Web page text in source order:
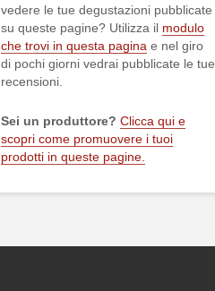
vedere le tue degustazioni pubblicate
su queste pagine? Utilizza il modulo
che trovi in questa pagina e nel giro
di pochi giorni vedrai pubblicate le tue
recensioni.
Sei un produttore? Clicca qui e
scopri come promuovere i tuoi
prodotti in queste pagine.